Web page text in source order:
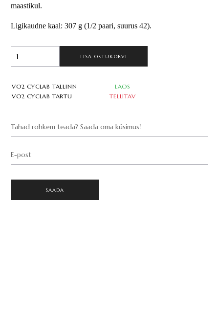
maastikul.
Ligikaudne kaal: 307 g (1/2 paari, suurus 42).
LISA OSTUKORVI
VO2 CYCLAB TALLINN
LAOS
VO2 CYCLAB TARTU
TELLITAV
Tahad rohkem teada? Saada oma küsimus!
E-post
SAADA